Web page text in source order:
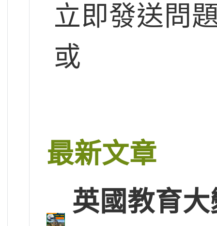
立即發送問
或
最新文章
英國教育